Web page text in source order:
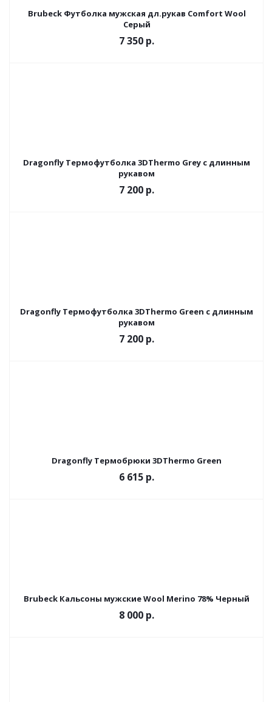
Brubeck Футболка мужская дл.рукав Comfort Wool
Серый
7 350 р.
Dragonfly Термофутболка 3DThermo Grey с длинным
рукавом
7 200 р.
Dragonfly Термофутболка 3DThermo Green с длинным
рукавом
7 200 р.
Dragonfly Термобрюки 3DThermo Green
6 615 р.
Brubeck Кальсоны мужские Wool Merino 78% Черный
8 000 р.